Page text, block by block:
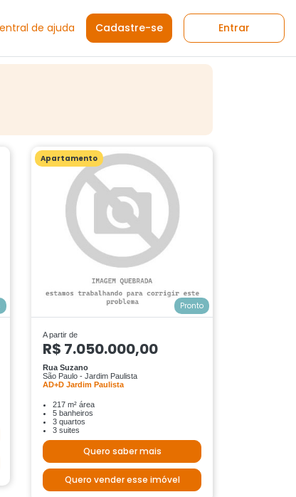
de ajuda Cadastre-se Entrar
Apartamento
Pronto
A partir de
R$ 7.050.000,00
Rua Suzano
São Paulo - Jardim Paulista
AD+D Jardim Paulista
217 m² área
5 banheiros
3 quartos
3 suites
Quero saber mais
Quero vender esse imóvel